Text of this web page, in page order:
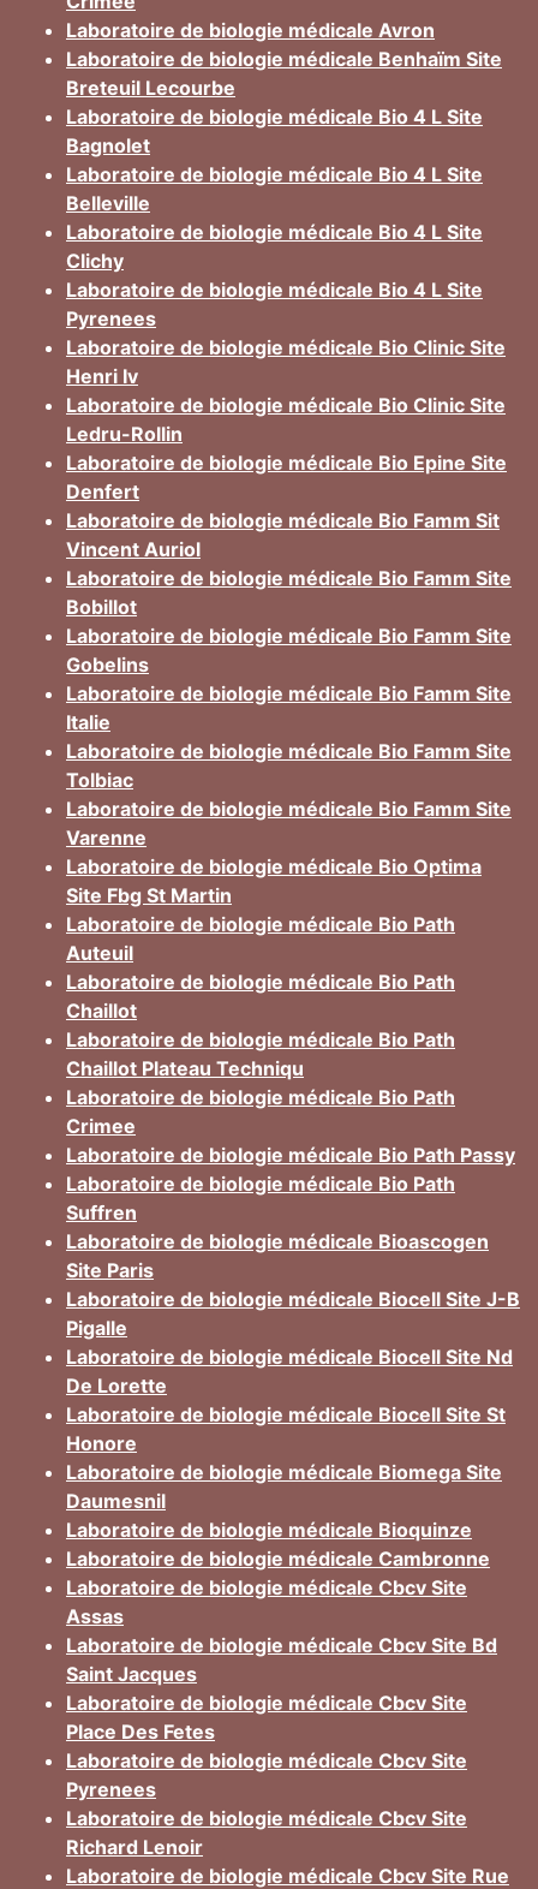
Laboratoire de biologie médicale Avron
Laboratoire de biologie médicale Benhaïm Site
Breteuil Lecourbe
Laboratoire de biologie médicale Bio 4 L Site
Bagnolet
Laboratoire de biologie médicale Bio 4 L Site
Belleville
Laboratoire de biologie médicale Bio 4 L Site
Clichy
Laboratoire de biologie médicale Bio 4 L Site
Pyrenees
Laboratoire de biologie médicale Bio Clinic Site
Henri Iv
Laboratoire de biologie médicale Bio Clinic Site
Ledru-Rollin
Laboratoire de biologie médicale Bio Epine Site
Denfert
Laboratoire de biologie médicale Bio Famm Sit
Vincent Auriol
Laboratoire de biologie médicale Bio Famm Site
Bobillot
Laboratoire de biologie médicale Bio Famm Site
Gobelins
Laboratoire de biologie médicale Bio Famm Site
Italie
Laboratoire de biologie médicale Bio Famm Site
Tolbiac
Laboratoire de biologie médicale Bio Famm Site
Varenne
Laboratoire de biologie médicale Bio Optima
Site Fbg St Martin
Laboratoire de biologie médicale Bio Path
Auteuil
Laboratoire de biologie médicale Bio Path
Chaillot
Laboratoire de biologie médicale Bio Path
Chaillot Plateau Techniqu
Laboratoire de biologie médicale Bio Path
Crimee
Laboratoire de biologie médicale Bio Path Passy
Laboratoire de biologie médicale Bio Path
Suffren
Laboratoire de biologie médicale Bioascogen
Site Paris
Laboratoire de biologie médicale Biocell Site J-B
Pigalle
Laboratoire de biologie médicale Biocell Site Nd
De Lorette
Laboratoire de biologie médicale Biocell Site St
Honore
Laboratoire de biologie médicale Biomega Site
Daumesnil
Laboratoire de biologie médicale Bioquinze
Laboratoire de biologie médicale Cambronne
Laboratoire de biologie médicale Cbcv Site
Assas
Laboratoire de biologie médicale Cbcv Site Bd
Saint Jacques
Laboratoire de biologie médicale Cbcv Site
Place Des Fetes
Laboratoire de biologie médicale Cbcv Site
Pyrenees
Laboratoire de biologie médicale Cbcv Site
Richard Lenoir
Laboratoire de biologie médicale Cbcv Site Rue